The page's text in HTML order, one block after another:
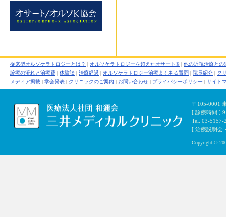
従来型オルソケラトロジーとは？ | オルソケラトロジーを超えたオサート® | 他の近視治療との
診療の流れと治療費 | 体験談 | 治療経過 | オルソケラトロジー治療よくある質問 | 院長紹介 | ク
メディア掲載 | 学会発表 | クリニックのご案内 | お問い合わせ | プライバシーポリシー | サイト
〒105-0001
[ 診療時間 ]
Tel. 03-5157-
[ 治療説明会
Copyright ©